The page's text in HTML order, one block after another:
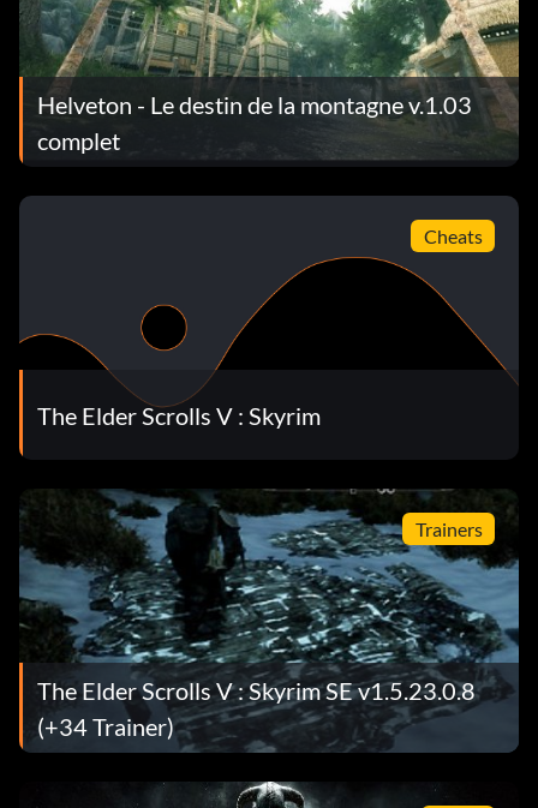
Helveton - Le destin de la montagne v.1.03
complet
Cheats
The Elder Scrolls V : Skyrim
Trainers
The Elder Scrolls V : Skyrim SE v1.5.23.0.8
(+34 Trainer)